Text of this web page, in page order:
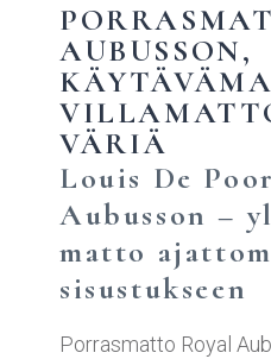
AUBUSSON,
VÄRIÄ
Louis De
Aubusson –
matto
sisustukseen
Porrasmatto Royal